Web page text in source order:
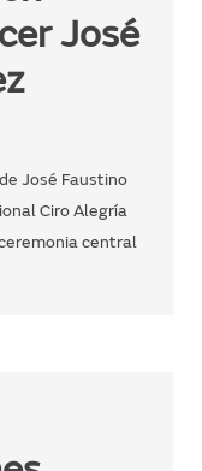
José
José Faustino
Ciro Alegría
central